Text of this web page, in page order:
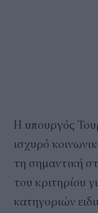
Η υπουργός
ισχυρό
τη σημαντική
του κριτηρίου
κατηγοριών